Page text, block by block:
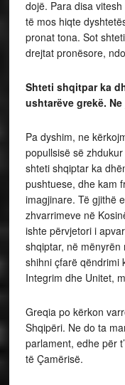
dojë. Para disa
të mos hiqte
pronat tona. Sot
drejtat pronësore,
Shteti shqitpar ka
ushtarëve grekë.
Pa dyshim, ne
popullsisë së
shteti shqiptar ka
pushtuese, dhe kam
imagjinare. Të gjithë
zhvarrimeve në
ishte përvjetori i
shqiptar, në
shihni çfarë qëndrimi
Integrim dhe Unitet,
Greqia po kërkon
Shqipëri. Ne do ta
parlament, edhe për
të Çamërisë.